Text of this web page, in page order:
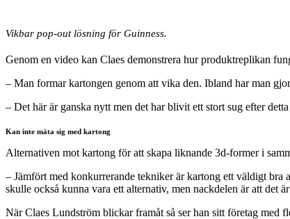
Vikbar pop-out lösning för Guinness.
Genom en video kan Claes demonstrera hur produktreplikan
– Man formar kartongen genom att vika den. Ibland har man
– Det här är ganska nytt men det har blivit ett stort sug efter
Kan inte mäta sig med kartong
Alternativen mot kartong för att skapa liknande 3d-former i
– Jämfört med konkurrerande tekniker är kartong ett väldigt
skulle också kunna vara ett alternativ, men nackdelen är att det
När Claes Lundström blickar framåt så ser han sitt företag med